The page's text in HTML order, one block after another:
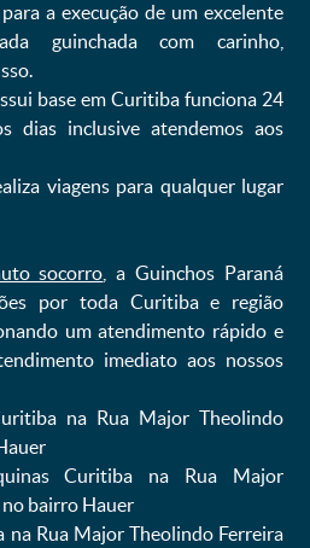
a execução de um excelente
guinchada com carinho,
base em Curitiba funciona 24
dias inclusive atendemos aos
viagens para qualquer lugar
socorro , a Guinchos Paraná
por toda Curitiba e região
um atendimento rápido e
imediato aos nossos
Curitiba na Rua Major Theolindo
Curitiba na Rua Major
bairro Hauer
na Rua Major Theolindo Ferreira